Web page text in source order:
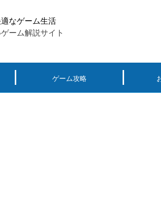
なゲーム生活
ーム解説サイト
ゲーム攻略